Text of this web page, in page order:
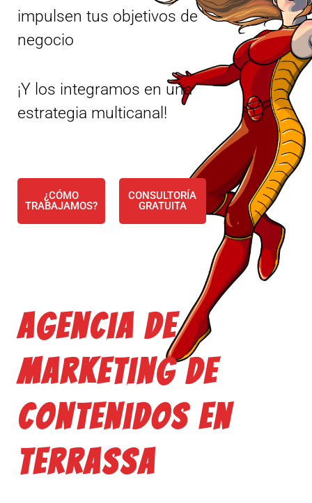
impulsen tus objetivos de
negocio
¡Y los integramos en una
estrategia multicanal!
¿CÓMO
TRABAJAMOS?
CONSULTORÍA
GRATUITA
Agencia de
marketing de
contenidos en
Terrassa